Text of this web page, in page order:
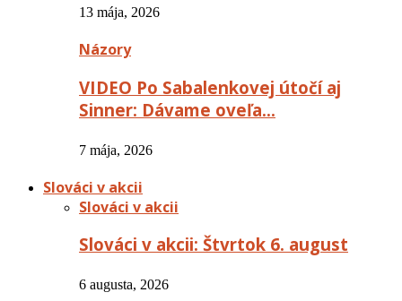
13 mája, 2026
Názory
VIDEO Po Sabalenkovej útočí aj
Sinner: Dávame oveľa…
7 mája, 2026
Slováci v akcii
Slováci v akcii
Slováci v akcii: Štvrtok 6. august
6 augusta, 2026